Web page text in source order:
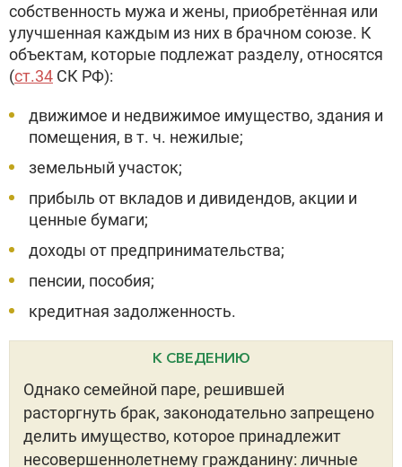
собственность мужа и жены, приобретённая или
улучшенная каждым из них в брачном союзе. К
объектам, которые подлежат разделу, относятся
(ст.34 СК РФ):
движимое и недвижимое имущество, здания и
помещения, в т. ч. нежилые;
земельный участок;
прибыль от вкладов и дивидендов, акции и
ценные бумаги;
доходы от предпринимательства;
пенсии, пособия;
кредитная задолженность.
К СВЕДЕНИЮ
Однако семейной паре, решившей
расторгнуть брак, законодательно запрещено
делить имущество, которое принадлежит
несовершеннолетнему гражданину: личные